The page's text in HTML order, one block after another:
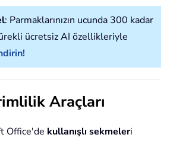
: Parmaklarınızın ucunda 300 kadar
ücretsiz AI özellikleriyle
Araçları
Office'de kullanışlı sekmeleri